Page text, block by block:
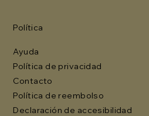
Política
Ayuda
Política de privacidad
Contacto
Política de reembolso
Declaración de accesibilidad